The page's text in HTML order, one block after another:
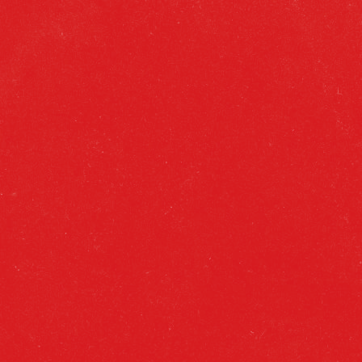
DE FABRICACIÓN
Maceración de malta y posterior
fermentación del mosto obtenido. por la
exclusiva cepa de levadura cervecera
seleccionada.
Maduración a 0ºC y posterior proceso de
triple filtrado para obtener un
producto brillante y estable en el